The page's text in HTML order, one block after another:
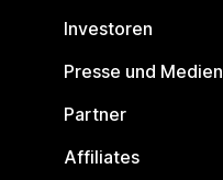
Investoren
Presse und Medien
Partner
Affiliates